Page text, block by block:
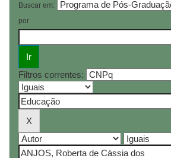
Buscar em:
por
Filtros correntes: